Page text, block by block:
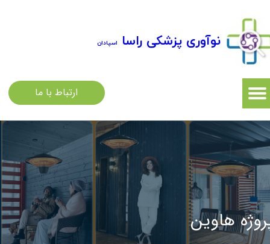
نوآوری پزشکی راسا اسپادان
ارتباط با ما
هاوین